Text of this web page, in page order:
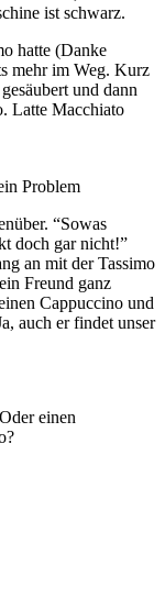
ist schwarz.
hatte (Danke
mehr im Weg. Kurz
und dann
Latte Macchiato
Problem
“Sowas
doch gar nicht!”
an mit der Tassimo
Freund ganz
Cappuccino und
auch er findet unser
einen